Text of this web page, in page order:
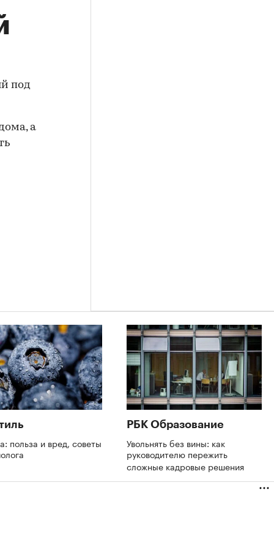
под
а
польза и вред, советы
РБК Образование
Увольнять без вины: как
руководителю пережить
сложные кадровые решения